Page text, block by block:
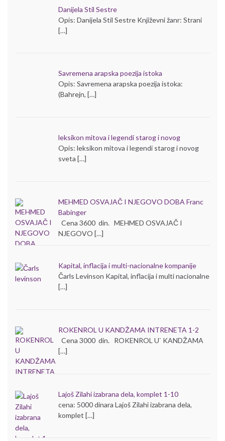
Danijela Stil Sestre
Opis: Danijela Stil Sestre Književni žanr: Strani
[…]
Savremena arapska poezija istoka
Opis: Savremena arapska poezija istoka:
(Bahrejn, […]
leksikon mitova i legendi starog i novog
Opis: leksikon mitova i legendi starog i novog
sveta […]
MEHMED OSVAJAČ I NJEGOVO DOBA Franc
Babinger
Cena 3600 din. MEHMED OSVAJAČ I
NJEGOVO […]
Kapital, inflacija i multi-nacionalne kompanije
Čarls Levinson Kapital, inflacija i multi nacionalne
[…]
ROKENROL U KANDŽAMA INTRENETA 1-2
Cena 3000 din. ROKENROL U` KANDŽAMA
[…]
Lajoš Zilahi izabrana dela, komplet 1-10
cena: 5000 dinara Lajoš Zilahi izabrana dela,
komplet […]